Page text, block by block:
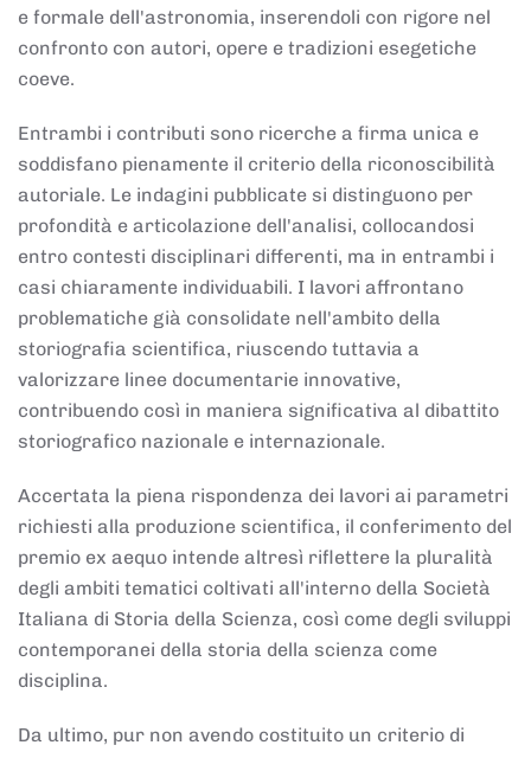
e formale dell'astronomia, inserendoli con rigore nel
confronto con autori, opere e tradizioni esegetiche
coeve.
Entrambi i contributi sono ricerche a firma unica e
soddisfano pienamente il criterio della riconoscibilità
autoriale. Le indagini pubblicate si distinguono per
profondità e articolazione dell'analisi, collocandosi
entro contesti disciplinari differenti, ma in entrambi i
casi chiaramente individuabili. I lavori affrontano
problematiche già consolidate nell'ambito della
storiografia scientifica, riuscendo tuttavia a
valorizzare linee documentarie innovative,
contribuendo così in maniera significativa al dibattito
storiografico nazionale e internazionale.
Accertata la piena rispondenza dei lavori ai parametri
richiesti alla produzione scientifica, il conferimento del
premio ex aequo intende altresì riflettere la pluralità
degli ambiti tematici coltivati all'interno della Società
Italiana di Storia della Scienza, così come degli sviluppi
contemporanei della storia della scienza come
disciplina.
Da ultimo, pur non avendo costituito un criterio di